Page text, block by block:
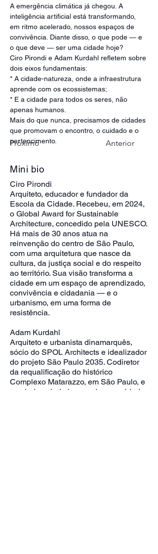
Próximo Anterior
A emergência climática já chegou. A
inteligência artificial está transformando,
em ritmo acelerado, nossos espaços de
convivência. Diante disso, o que pode — e
o que deve — ser uma cidade hoje?
Ciro Pirondi e Adam Kurdahl refletem sobre
dois eixos fundamentais:
* A cidade-natureza, onde a infraestrutura
aprende com os ecossistemas;
* E a cidade para todos os seres, não
apenas humanos.
Mais do que nunca, precisamos de cidades
que promovam o encontro, o cuidado e o
pertencimento.
Mini bio
Ciro Pirondi
Arquiteto, educador e fundador da
Escola da Cidade. Recebeu, em 2024,
o Global Award for Sustainable
Architecture, concedido pela UNESCO.
Há mais de 30 anos atua na
reinvenção do centro de São Paulo,
com uma arquitetura que nasce da
cultura, da justiça social e do respeito
ao território. Sua visão transforma a
cidade em um espaço de aprendizado,
convivência e cidadania — e o
urbanismo, em uma forma de
resistência.
Adam Kurdahl
Arquiteto e urbanista dinamarquês,
sócio do SPOL Architects e idealizador
do projeto São Paulo 2035. Codiretor
da requalificação do histórico
Complexo Matarazzo, em São Paulo, e
cocriador, ainda jovem, de uma cidade